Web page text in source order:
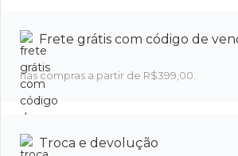
Frete grátis com código de
nas compras a partir de R$399,00.
Troca e devolução